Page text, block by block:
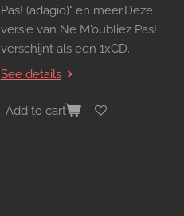
Pas! (adagio)" en meer.Deze
versie van Ne M'oubliez Pas!
verschijnt als een 1xCD.
See details
Add to cart